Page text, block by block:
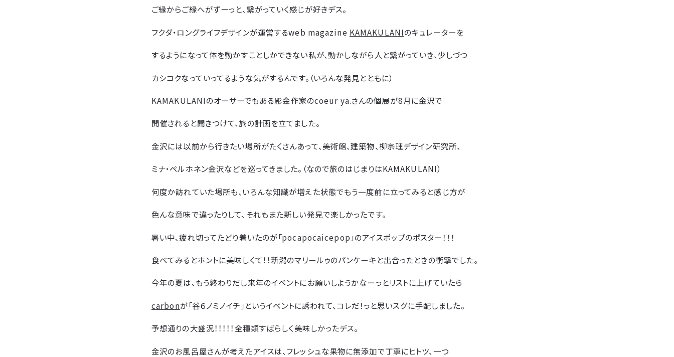
ご縁からご縁へがずーっと、繋がっていく感じが好きデス。
フクダ・ロングライフデザインが運営するweb magazine KAMAKULANIのキュレーターを
するようになって体を動かすことしかできない私が、動かしながら人と繋がっていき、少しづつ
カシコクなっていってるような気がするんです。（いろんな発見とともに）
KAMAKULANIのオーサーでもある彫金作家のcoeur ya.さんの個展が8月に金沢で
開催されると聞きつけて、旅の計画を立てました。
金沢には以前から行きたい場所がたくさんあって、美術館、建築物、柳宗理デザイン研究所、
ミナ・ペルホネン金沢などを巡ってきました。（なので旅のはじまりはKAMAKULANI）
何度か訪れていた場所も、いろんな知識が増えた状態でもう一度前に立ってみると感じ方が
色んな意味で違ったりして、それもまた新しい発見で楽しかったです。
暑い中、疲れ切ってたどり着いたのが「pocapocaicepop」のアイスポップのポスター！！！
食べてみるとホントに美味しくて！！新潟のマリールゥのパンケーキと出合ったときの衝撃でした。
今年の夏は、もう終わりだし来年のイベントにお願いしようかなーっとリストに上げていたら
carbonが「谷６ノミノイチ」というイベントに誘われて、コレだ！っと思いスグに手配しました。
予想通りの大盛況！！！！！全種類すばらしく美味しかったデス。
金沢のお風呂屋さんが考えたアイスは、フレッシュな果物に無添加で丁寧にヒトツ、一つ